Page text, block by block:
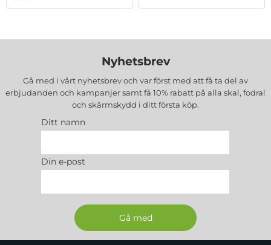
Nyhetsbrev
Gå med i vårt nyhetsbrev och var först med att få ta del av
erbjudanden och kampanjer samt få 10% rabatt på alla skal, fodral
och skärmskydd i ditt första köp.
Ditt namn
Din e-post